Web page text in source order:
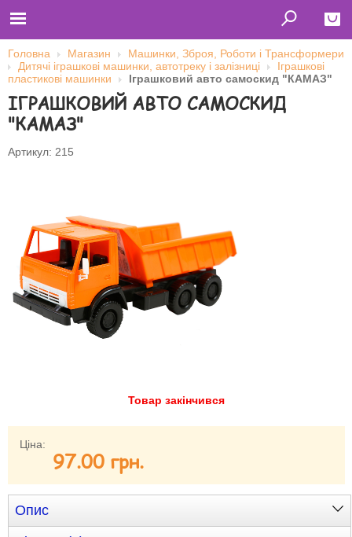
Close
Главная
Футболки
Толстовки (кенгурушки)
Лонгсливы
Сотрудничество
Ім'я користувача
Пароль
Запам'ятати мене
Забули своє Ім’я Користувача?
Головна Магазин
Машинки, Зброя, Роботи і Трансформери
Дитячі іграшкові машинки, автотреку і залізниці
Іграшкові
пластикові машинки
Іграшковий авто самоскид "КАМАЗ"
ІГРАШКОВИЙ АВТО САМОСКИД
"КАМАЗ"
Артикул: 215
Товар закінчився
Ціна:
97.00 грн.
Опис